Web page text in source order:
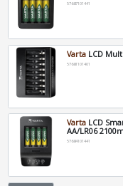
57687101441
Varta LCD
57681101401
Varta LCD
AA/LR06
57684101441